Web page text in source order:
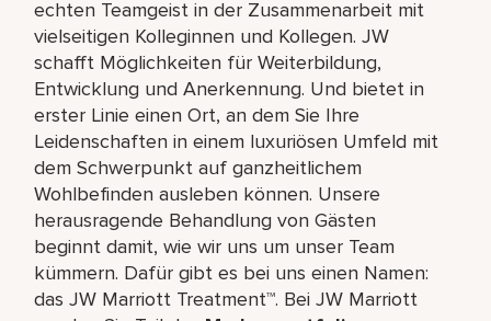
echten Teamgeist in der Zusammenarbeit mit
vielseitigen Kolleginnen und Kollegen. JW
schafft Möglichkeiten für Weiterbildung,
Entwicklung und Anerkennung. Und bietet in
erster Linie einen Ort, an dem Sie Ihre
Leidenschaften in einem luxuriösen Umfeld mit
dem Schwerpunkt auf ganzheitlichem
Wohlbefinden ausleben können. Unsere
herausragende Behandlung von Gästen
beginnt damit, wie wir uns um unser Team
kümmern. Dafür gibt es bei uns einen Namen:
das JW Marriott Treatment™. Bei JW Marriott